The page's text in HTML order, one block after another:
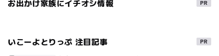
お出かけ家族にイチオシ情報
いこーよとりっぷ 注目記事